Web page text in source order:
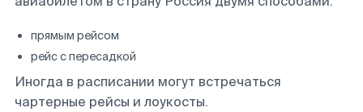
прямым рейсом
рейс с пересадкой
Иногда в расписании могут встречаться
чартерные рейсы и лоукосты.